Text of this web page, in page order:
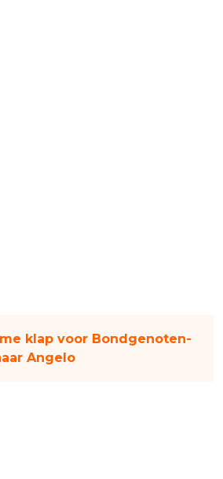
klap voor Bondgenoten-
Angelo